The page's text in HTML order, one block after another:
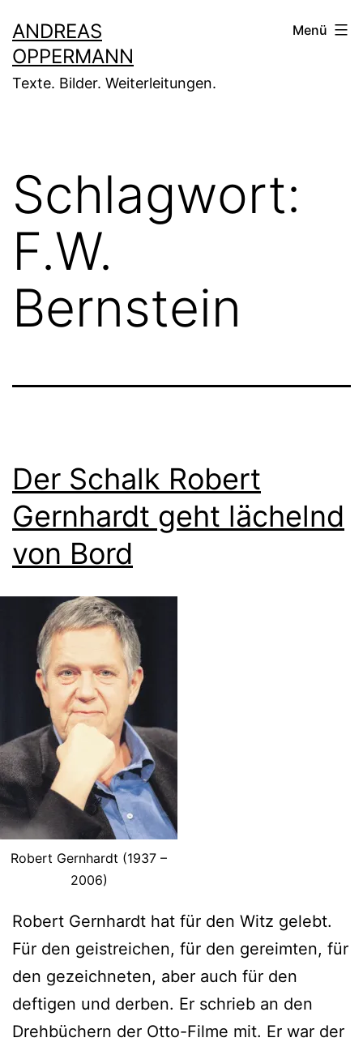
Inhalt
springen
ANDREAS
OPPERMANN
Texte. Bilder. Weiterleitungen.
Menü
Schlagwort:
F.W.
Bernstein
Der Schalk Robert
Gernhardt geht lächelnd
von Bord
Robert Gernhardt (1937 –
2006)
Robert Gernhardt hat für den Witz gelebt.
Für den geistreichen, für den gereimten, für
den gezeichneten, aber auch für den
deftigen und derben. Er schrieb an den
Drehbüchern der Otto-Filme mit. Er war der